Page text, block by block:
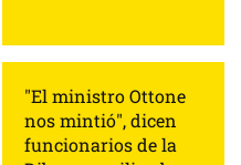
"El ministro Ottone
nos mintió", dicen
funcionarios de la